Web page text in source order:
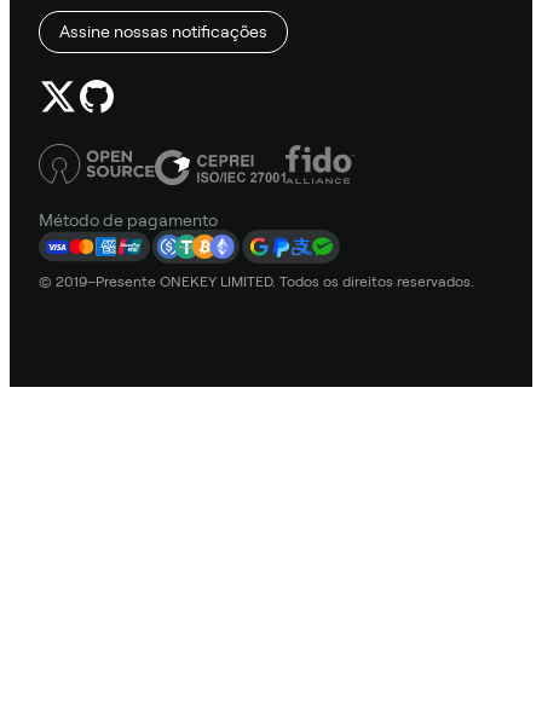
Assine nossas notificações
Método de pagamento
© 2019–Presente ONEKEY LIMITED. Todos os direitos reservados.